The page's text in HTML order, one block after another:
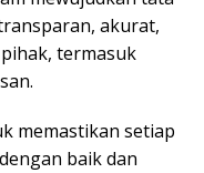
akurat,
termasuk
memastikan setiap
baik dan